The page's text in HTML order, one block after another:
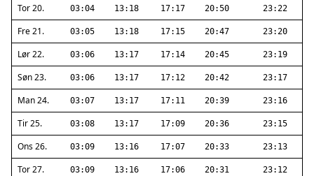
Tor 20. 03:04 13:18 17:17 20:50 23:22
Fre 21. 03:05 13:18 17:15 20:47 23:20
Lør 22. 03:06 13:17 17:14 20:45 23:19
Søn 23. 03:06 13:17 17:12 20:42 23:17
Man 24. 03:07 13:17 17:11 20:39 23:16
Tir 25. 03:08 13:17 17:09 20:36 23:15
Ons 26. 03:09 13:16 17:07 20:33 23:13
Tor 27. 03:09 13:16 17:06 20:31 23:12